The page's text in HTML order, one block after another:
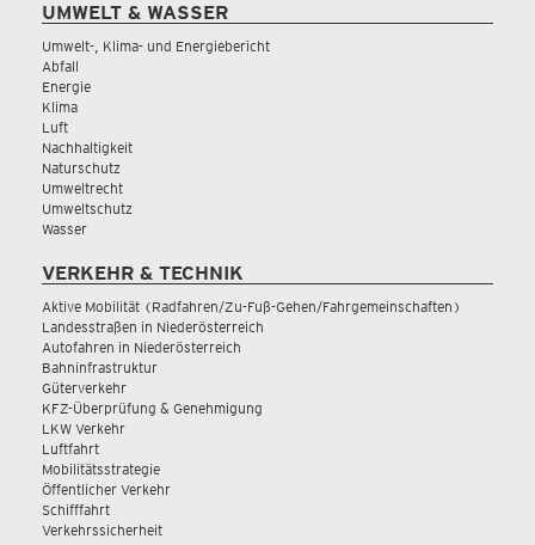
UMWELT & WASSER
Umwelt-, Klima- und Energiebericht
Abfall
Energie
Klima
Luft
Nachhaltigkeit
Naturschutz
Umweltrecht
Umweltschutz
Wasser
VERKEHR & TECHNIK
Aktive Mobilität (Radfahren/Zu-Fuß-Gehen/Fahrgemeinschaften)
Landesstraßen in Niederösterreich
Autofahren in Niederösterreich
Bahninfrastruktur
Güterverkehr
KFZ-Überprüfung & Genehmigung
LKW Verkehr
Luftfahrt
Mobilitätsstrategie
Öffentlicher Verkehr
Schifffahrt
Verkehrssicherheit